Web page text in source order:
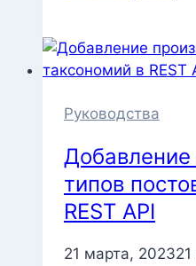
в
Руководства
типов
REST API
21 марта, 2023